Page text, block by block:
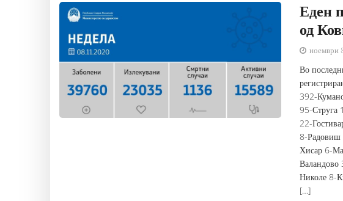
Еден
од
ноември
Во
392-
95-Струга
22-
8-
Хисар 6-
Николе 8-
[…]